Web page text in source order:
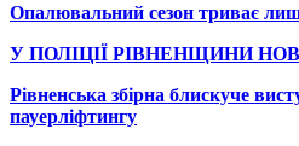
Опалювальний сезон триває
У ПОЛІЦІЇ РІВНЕНЩИНИ
Рівненська збірна блискуче
пауерліфтингу